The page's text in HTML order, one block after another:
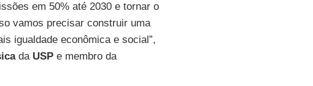
em 50% até 2030 e tornar o
vamos precisar construir uma
igualdade econômica e social”,
da USPe membro da